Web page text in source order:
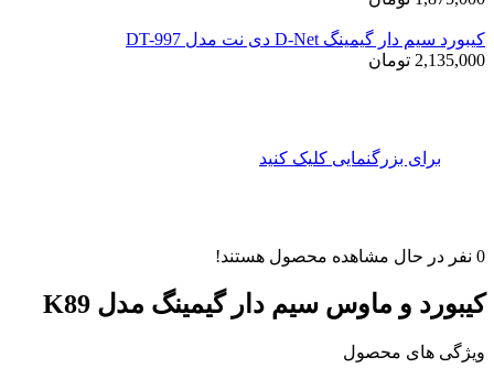
کیبورد سیم دار گیمینگ D-Net دی نت مدل DT-997
2,135,000 تومان
برای بزرگنمایی کلیک کنید
0 نفر در حال مشاهده محصول هستند!
کیبورد و ماوس سیم دار گیمینگ مدل K89
ویژگی های محصول